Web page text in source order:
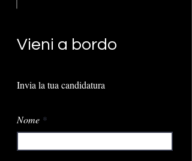
Vieni a bordo
Invia la tua candidatura
Nome